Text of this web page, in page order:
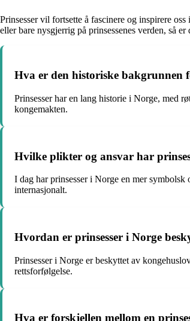
Prinsesser vil fortsette å fascinere og inspirere
eller bare nysgjerrig på prinsessenes verden, så
Hva er den historiske bakgrunnen
Prinsesser har en lang historie i Norge, med
kongemakten.
Hvilke plikter og ansvar har
I dag har prinsesser i Norge en mer
internasjonalt.
Hvordan er prinsesser i Norge
Prinsesser i Norge er beskyttet av
rettsforfølgelse.
Hva er forskjellen mellom en